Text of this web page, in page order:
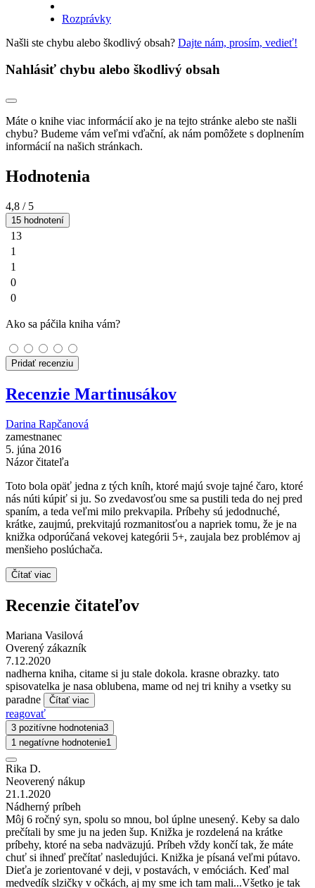
Rozprávky
Našli ste chybu alebo škodlivý obsah? Dajte nám, prosím, vedieť!
Nahlásiť chybu alebo škodlivý obsah
Máte o knihe viac informácií ako je na tejto stránke alebo ste našli
chybu? Budeme vám veľmi vďační, ak nám pomôžete s doplnením
informácií na našich stránkach.
Hodnotenia
4,8 / 5
15 hodnotení
13
1
1
0
0
Ako sa páčila kniha vám?
Pridať recenziu
Recenzie Martinusákov
Darina Rapčanová
zamestnanec
5. júna 2016
Názor čitateľa
Toto bola opäť jedna z tých kníh, ktoré majú svoje tajné čaro, ktoré
nás núti kúpiť si ju. So zvedavosťou sme sa pustili teda do nej pred
spaním, a teda veľmi milo prekvapila. Príbehy sú jedodnuché,
krátke, zaujmú, prekvitajú rozmanitosťou a napriek tomu, že je na
knižka odporúčaná vekovej kategórii 5+, zaujala bez problémov aj
menšieho poslúchača.
Čítať viac
Recenzie čitateľov
Mariana Vasilová
Overený zákazník
7.12.2020
nadherna kniha, citame si ju stale dokola. krasne obrazky. tato
spisovatelka je nasa oblubena, mame od nej tri knihy a vsetky su
paradne
Čítať viac
reagovať
3 pozitívne hodnotenia3
1 negatívne hodnotenie1
Rika D.
Neoverený nákup
21.1.2020
Nádherný príbeh
Môj 6 ročný syn, spolu so mnou, bol úplne unesený. Keby sa dalo
prečítali by sme ju na jeden šup. Knižka je rozdelená na krátke
príbehy, ktoré na seba nadväzujú. Príbeh vždy končí tak, že máte
chuť si ihneď prečítať nasledujúci. Knižka je písaná veľmi pútavo.
Dieťa je zorientované v deji, v postavách, v emóciách. Keď mal
medvedík slzičky v očkách, aj my sme ich tam mali...Všetko je tak